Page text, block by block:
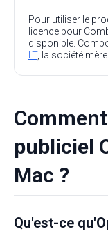
Pour utiliser le
licence pour
disponible.
LT, la société mère
publiciel
Mac ?
Qu'est-ce